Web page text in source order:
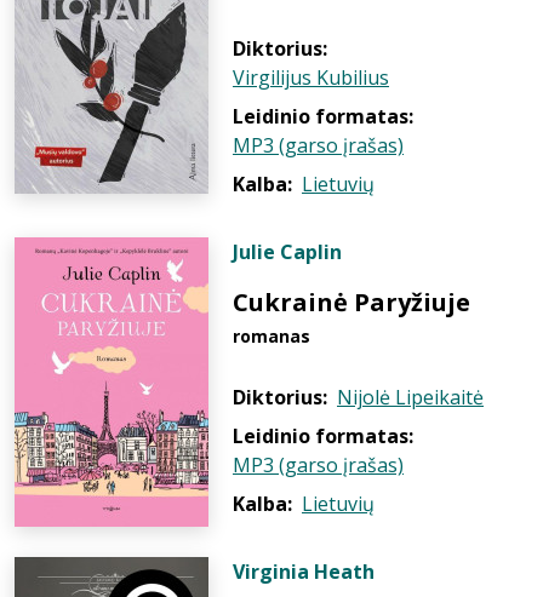
Diktorius:
Virgilijus Kubilius
Leidinio formatas:
MP3 (garso įrašas)
Kalba: Lietuvių
Julie Caplin
Cukrainė Paryžiuje
romanas
Diktorius: Nijolė Lipeikaitė
Leidinio formatas:
MP3 (garso įrašas)
Kalba: Lietuvių
Virginia Heath